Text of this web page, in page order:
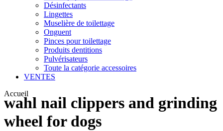
Désinfectants
Lingettes
Muselière de toilettage
Onguent
Pinces pour toilettage
Produits dentitions
Pulvérisateurs
Toute la catégorie accessoires
VENTES
Accueil
wahl nail clippers and grinding
wheel for dogs